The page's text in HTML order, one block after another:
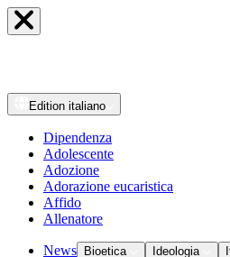
Edition italiano
Dipendenza
Adolescente
Adozione
Adorazione eucaristica
Affido
Allenatore
News Bioetica Ideologia